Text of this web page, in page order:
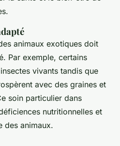
animaux exotiques doit
Par exemple, certains
vivants tandis que
avec des graines et
soin particulier dans
nutritionnelles et
des animaux.